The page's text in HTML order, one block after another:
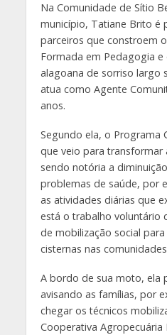
Na Comunidade de Sítio
município, Tatiane Brito é
parceiros que constroem
Formada em Pedagogia
alagoana de sorriso largo
atua como Agente
anos.
Segundo ela, o Programa
que veio para transformar
sendo notória a
problemas de saúde, por
as atividades diárias que
está o trabalho voluntário
de mobilização social
cisternas nas
A bordo de sua moto, ela
avisando as famílias, por
chegar os técnicos
Cooperativa Agropecuária